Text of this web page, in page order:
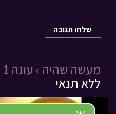
שלחו תגובה
מעשה שהיה › עונה 1 ›
ללא תנאי